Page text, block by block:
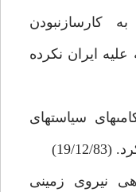
كارسازنبودن
ايران نكرده
سياست‏هاى
نيروى زمينى